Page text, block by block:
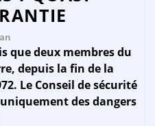
que deux membres du
depuis la fin de la
Le Conseil de sécurité
des dangers